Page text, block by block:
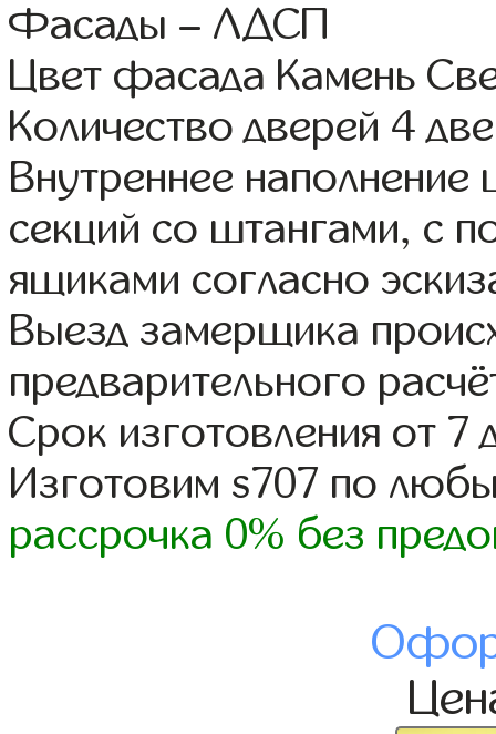
Фасады – ЛДСП
Цвет фасада Камень
Количество дверей 4
Внутреннее
секций со штангами, с
ящиками согласно
Выезд замерщика
предварительного
Срок изготовления от 7
Изготовим s707 по
рассрочка 0% без